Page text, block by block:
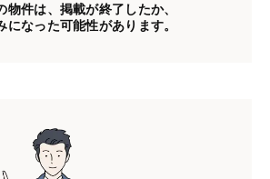
物件は、掲載が終了したか、
になった可能性があります。